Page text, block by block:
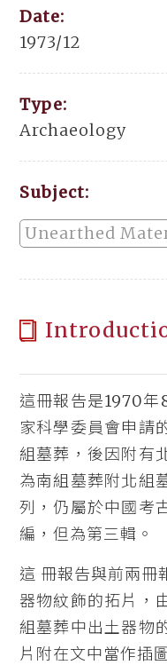
Date:
1973/12
Type:
Archaeology
Subject:
Unearthed
這冊報告是1970年
家科學委員會申請
組墓葬，後因附有
為南組墓葬附北組
列，仍屬於中國考
編，但為第三輯。
這 冊報告與前兩冊
器物紋飾的拓片，
組墓葬中出土器物
片附在文中當作插